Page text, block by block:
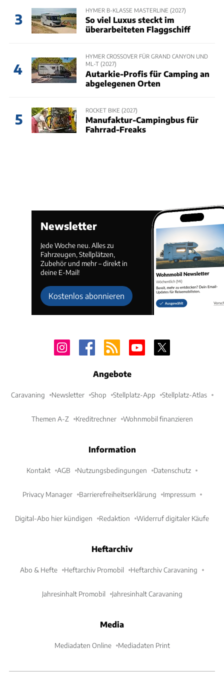
3
HYMER B-KLASSE MASTERLINE (2027)
So viel Luxus steckt im
überarbeiteten Flaggschiff
4
HYMER CROSSOVER FÜR GRAND CANYON UND
ML-T (2027)
Autarkie-Profis für Camping an
abgelegenen Orten
5
ROCKET BIKE (2027)
Manufaktur-Campingbus für
Fahrrad-Freaks
Newsletter
Jede Woche neu. Alles zu
Fahrzeugen, Stellplätzen,
Zubehör und mehr – direkt in
deine E-Mail!
Kostenlos abonnieren
Angebote
Caravaning Newsletter Shop Stellplatz-App Stellplatz-Atlas
Themen A-Z Kreditrechner Wohnmobil finanzieren
Information
Kontakt AGB Nutzungsbedingungen Datenschutz
Privacy Manager Barrierefreiheitserklärung Impressum
Digital-Abo hier kündigen Redaktion Widerruf digitaler Käufe
Heftarchiv
Abo & Hefte Heftarchiv Promobil Heftarchiv Caravaning
Jahresinhalt Promobil Jahresinhalt Caravaning
Media
Mediadaten Online Mediadaten Print